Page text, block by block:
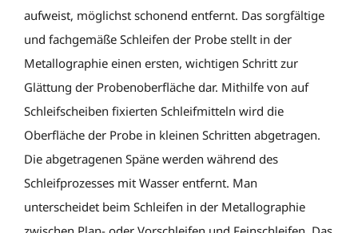
aufweist, möglichst schonend entfernt. Das sorgfältige
und fachgemäße Schleifen der Probe stellt in der
Metallographie einen ersten, wichtigen Schritt zur
Glättung der Probenoberfläche dar. Mithilfe von auf
Schleifscheiben fixierten Schleifmitteln wird die
Oberfläche der Probe in kleinen Schritten abgetragen.
Die abgetragenen Späne werden während des
Schleifprozesses mit Wasser entfernt. Man
unterscheidet beim Schleifen in der Metallographie